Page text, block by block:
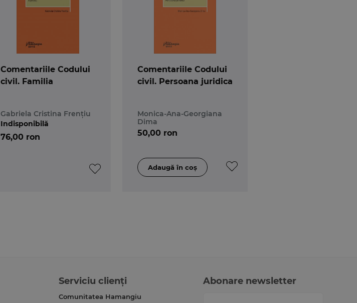
Comentariile Codului
civil. Familia
Gabriela Cristina Frențiu
76,00 ron
Indisponibilă
Comentariile Codului
civil. Persoana juridica
Monica-Ana-Georgiana
Dima
50,00 ron
Serviciu clienți
Comunitatea Hamangiu
Abonare newsletter